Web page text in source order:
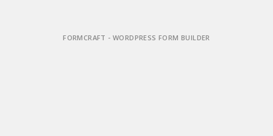
FORMCRAFT - WORDPRESS FORM BUILDER